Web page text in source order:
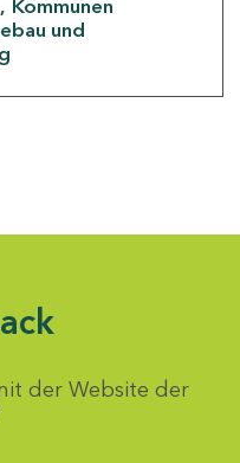
Kommunen
und
der Website der